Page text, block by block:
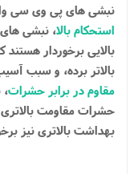
نبشی های پی وی سی
استحکام بالا، نبشی
بالایی برخوردار
بالاتر برده، و سبب
مقاوم در برابر حشرات
حشرات مقاومت
بهداشت بالاتری نیز